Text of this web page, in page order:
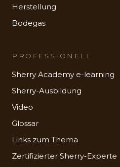
Herstellung
Bodegas
PROFESSIONELL
Sherry Academy e-learning
Sherry-Ausbildung
Video
Glossar
Links zum Thema
Zertifizierter Sherry-Experte